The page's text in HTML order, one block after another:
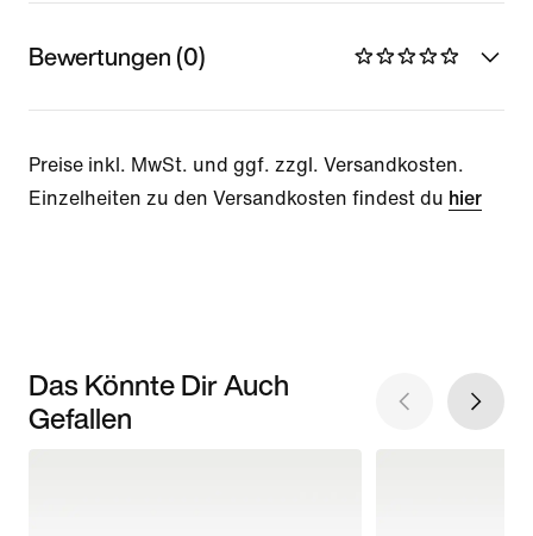
Bewertungen (0)
Preise inkl. MwSt. und ggf. zzgl. Versandkosten.
Einzelheiten zu den Versandkosten findest du hier
Das Könnte Dir Auch
Gefallen